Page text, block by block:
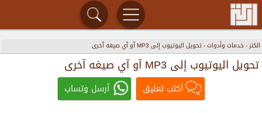
الكنز-خدمات وأدوات-تحويل اليوتيوب إلى MP3 آو آي صيغه آخرى
تحويل اليوتيوب إلى MP3 آو آي صيغه آخرى
أكتب تعليق أرسل وتساب